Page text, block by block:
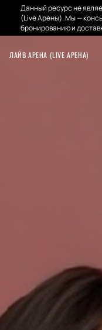
Данный ресурс не
(Live Арены). Мы —
бронированию и
ЛАЙВ АРЕНА (LIVE АРЕНА)